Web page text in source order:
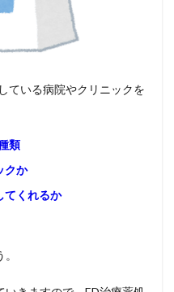
ている病院やクリニックを
類
クか
てくれるか